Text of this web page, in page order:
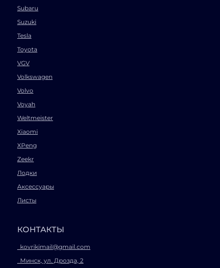
Subaru
Suzuki
Tesla
Toyota
VGV
Volkswagen
Volvo
Voyah
Weltmeister
Xiaomi
XPeng
Zeekr
Лодки
Аксессуары
Листы
КОНТАКТЫ
kovrikimail@gmail.com
Минск, ул. Дрозда, 2